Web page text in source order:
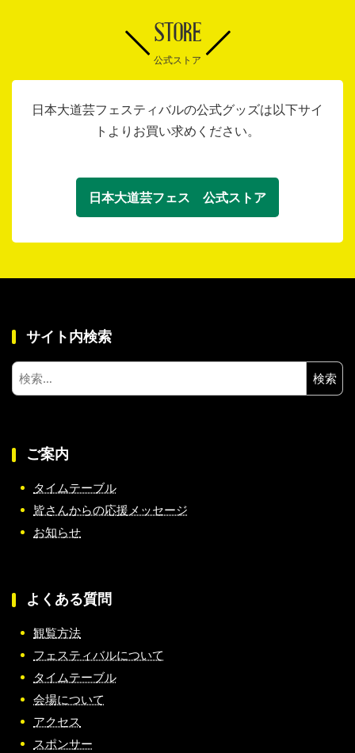
STORE
公式ストア
日本大道芸フェスティバルの公式グッズは以下サイ
トよりお買い求めください。
日本大道芸フェス 公式ストア
サイト内検索
検
索:
ご案内
タイムテーブル
皆さんからの応援メッセージ
お知らせ
よくある質問
観覧方法
フェスティバルについて
タイムテーブル
会場について
アクセス
スポンサー